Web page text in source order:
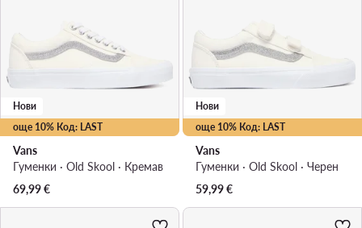
още 10% Код: LAST
Нови
Vans
Гуменки · Old Skool · Кремав
69,99€
още 10% Код: LAST
Нови
Vans
Гуменки · Old Skool · Черен
59,99€